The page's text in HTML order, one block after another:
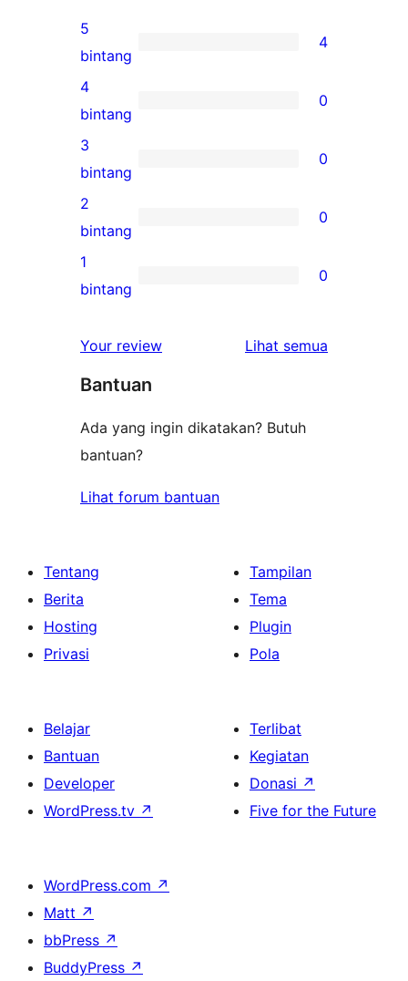
4
ulasan
5-
bintang
5
bintang
4
0
ulasan
4-
bintang
4
bintang
0
0
ulasan
3-
bintang
3
bintang
0
0
ulasan
2-
2
bintang
0
0
1-
1
bintang
0
Your review Lihat semua
Bantuan
Ada yang ingin dikatakan? Butuh
bantuan?
Lihat forum bantuan
Tentang
Berita
Hosting
Privasi
Tampilan
Tema
Plugin
Pola
Belajar
Bantuan
Developer
WordPress.tv ↗
Terlibat
Kegiatan
Donasi ↗
Five for the Future
WordPress.com ↗
Matt ↗
bbPress ↗
BuddyPress ↗